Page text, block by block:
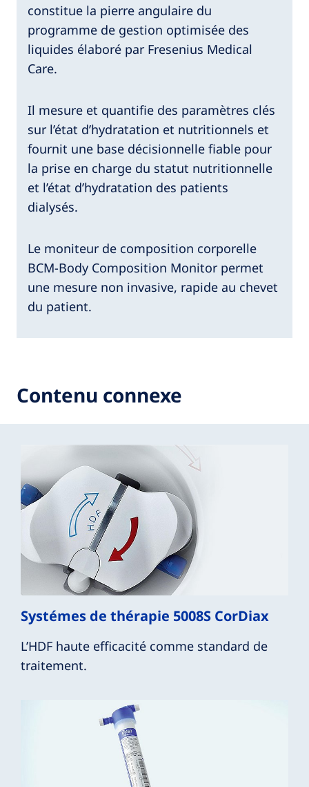
constitue la pierre angulaire du
programme de gestion optimisée des
liquides élaboré par Fresenius Medical
Care.
Il mesure et quantifie des paramètres clés
sur l’état d’hydratation et nutritionnels et
fournit une base décisionnelle fiable pour
la prise en charge du statut nutritionnelle
et l’état d’hydratation des patients
dialysés.
Le moniteur de composition corporelle
BCM-Body Composition Monitor permet
une mesure non invasive, rapide au chevet
du patient.
Contenu connexe
Systémes de thérapie 5008S CorDiax
L’HDF haute efficacité comme standard de
traitement.